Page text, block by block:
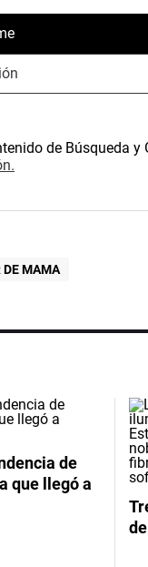
de Búsqueda y
DE MAMA
de
que llegó a